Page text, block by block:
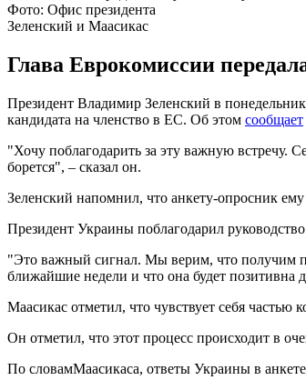
Фото: Офис президента
Зеленский и Маасикас
Глава Еврокомиссии
Президент Владимир Зеленский в
кандидата на членство в ЕС. Об этом сообщает
"Хочу поблагодарить за эту важную встречу.
борется", – сказал он.
Зеленский напомнил, что анкету-опросник
Президент Украины поблагодарил
"Это важный сигнал. Мы верим, что получим
ближайшие недели и что она будет позитивна
Маасикас отметил, что чувствует себя
Он отметил, что этот процесс происходит в
По словамМаасикаса, ответы Украины в